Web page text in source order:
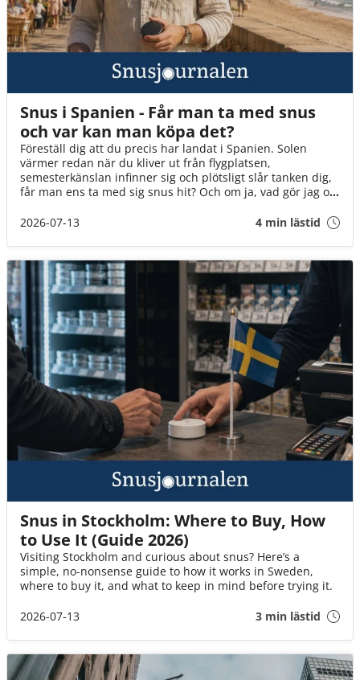
Snus i Spanien - Får man ta med snus
och var kan man köpa det?
Föreställ dig att du precis har landat i Spanien. Solen
värmer redan när du kliver ut från flygplatsen,
semesterkänslan infinner sig och plötsligt slår tanken dig,
får man ens ta med sig snus hit? Och om ja, vad gör jag om
veta innan flyget går till Spanien!
2026-07-13 4 min lästid
Snus in Stockholm: Where to Buy, How
to Use It (Guide 2026)
Visiting Stockholm and curious about snus? Here’s a
simple, no-nonsense guide to how it works in Sweden,
where to buy it, and what to keep in mind before trying it.
2026-07-13
3 min lästid